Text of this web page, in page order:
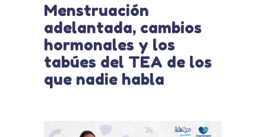
Menstruación
adelantada, cambios
hormonales y los
tabúes del TEA de los
que nadie habla